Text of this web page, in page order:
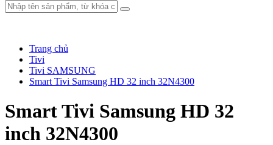
Trang chủ
Tivi
Tivi SAMSUNG
Smart Tivi Samsung HD 32 inch 32N4300
Smart Tivi Samsung HD 32
inch 32N4300